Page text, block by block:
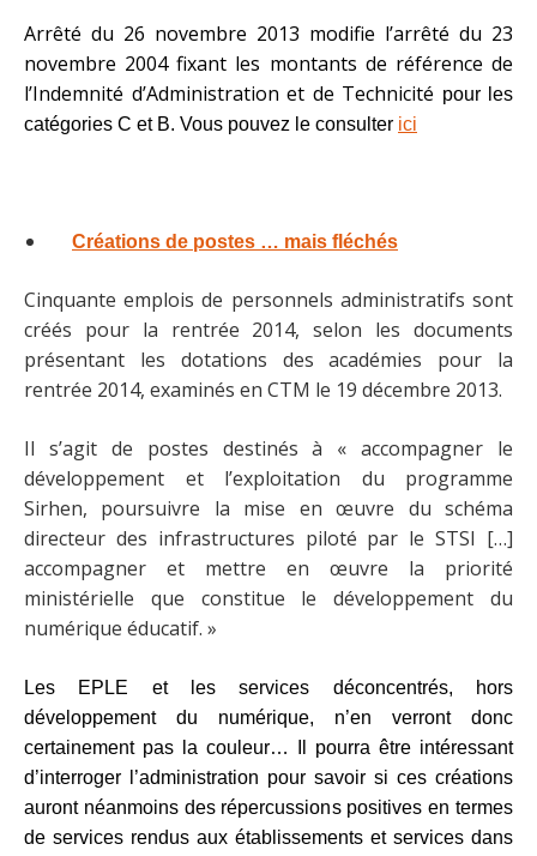
Arrêté du 26 novembre 2013 modifie l’arrêté du 23
novembre 2004 fixant les montants de référence de
l’Indemnité d’Administration et de Technicité pour les
catégories C et B. Vous pouvez le consulter ici
Créations de postes … mais fléchés
Cinquante emplois de personnels administratifs sont
créés pour la rentrée 2014, selon les documents
présentant les dotations des académies pour la
rentrée 2014, examinés en CTM le 19 décembre 2013.
Il s’agit de postes destinés à « accompagner le
développement et l’exploitation du programme
Sirhen, poursuivre la mise en œuvre du schéma
directeur des infrastructures piloté par le STSI […]
accompagner et mettre en œuvre la priorité
ministérielle que constitue le développement du
numérique éducatif. »
Les EPLE et les services déconcentrés, hors
développement du numérique, n’en verront donc
certainement pas la couleur… Il pourra être intéressant
d’interroger l’administration pour savoir si ces créations
auront néanmoins des répercussions positives en termes
de services rendus aux établissements et services dans